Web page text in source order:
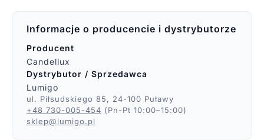
Informacje o producencie i dystrybutorze
Producent
Candellux
Dystrybutor / Sprzedawca
Lumigo
ul. Piłsudskiego 85, 24-100 Puławy
+48 730-005-454 (Pn-Pt 10:00–15:00)
sklep@lumigo.pl